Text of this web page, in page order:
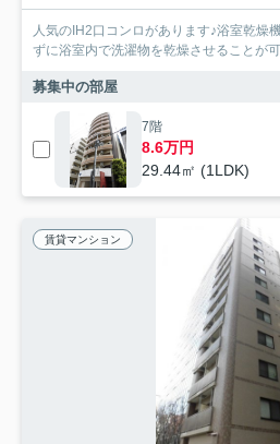
人気のIH2口コンロがあります♪浴室乾燥
ずに浴室内で洗濯物を乾燥させることが
募集中の部屋
7階
8.6万円
29.44㎡ (1LDK)
賃貸マンション